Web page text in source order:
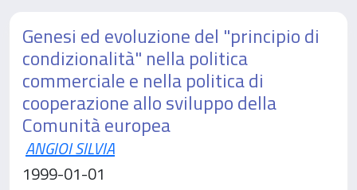
Genesi ed evoluzione del "principio di
condizionalità" nella politica
commerciale e nella politica di
cooperazione allo sviluppo della
Comunità europea
ANGIOI SILVIA
1999-01-01